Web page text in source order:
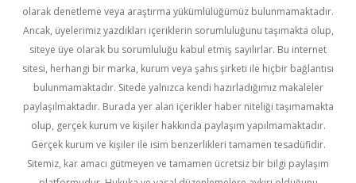
olarak denetleme veya araştırma yükümlülüğümüz bulunmamaktadır.
Ancak, üyelerimiz yazdıkları içeriklerin sorumluluğunu taşımakta olup,
siteye üye olarak bu sorumluluğu kabul etmiş sayılırlar. Bu internet
sitesi, herhangi bir marka, kurum veya şahıs şirketi ile hiçbir bağlantısı
bulunmamaktadır. Sitede yalnızca kendi hazırladığımız makaleler
paylaşılmaktadır. Burada yer alan içerikler haber niteliği taşımamakta
olup, gerçek kurum ve kişiler hakkında paylaşım yapılmamaktadır.
Gerçek kurum ve kişiler ile isim benzerlikleri tamamen tesadüfidir.
Sitemiz, kar amacı gütmeyen ve tamamen ücretsiz bir bilgi paylaşım